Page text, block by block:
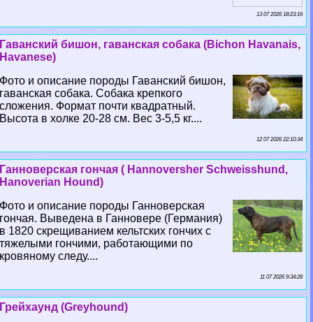
13 07 2026 18:23:16
Гаванский бишон, гаванская собака (Bichon Havanais,
Havanese)
Фото и описание породы Гаванский бишон,
гаванская собака. Собака крепкого
сложения. Формат почти квадратный.
Высота в холке 20-28 см. Вес 3-5,5 кг....
12 07 2026 22:10:34
Ганноверская гончая ( Hannoversher Schweisshund,
Hanoverian Hound)
Фото и описание породы Ганноверская
гончая. Выведена в Ганновере (Германия)
в 1820 скрещиванием кельтских гончих с
тяжелыми гончими, работающими по
кровяному следу....
11 07 2026 9:34:28
Грейхаунд (Greyhound)